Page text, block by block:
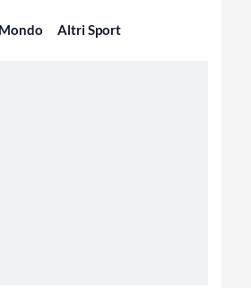
Mondo Altri Sport